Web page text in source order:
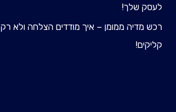
לעסק שלך!
רכש מדיה ממומן – איך מודדים הצלחה ולא רק
קליקים!